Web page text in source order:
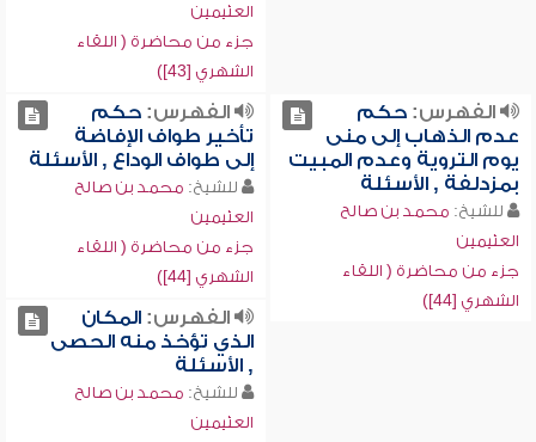
العثيمين
جزء من محاضرة ( اللقاء
الشهري [43])
الفهرس:حكم
عدم الذهاب إلى منى
يوم التروية وعدم المبيت
بمزدلفة , الأسئلة
للشيخ: محمد بن صالح
العثيمين
جزء من محاضرة ( اللقاء
الشهري [44])
الفهرس:حكم
تأخير طواف الإفاضة
إلى طواف الوداع , الأسئلة
للشيخ: محمد بن صالح
العثيمين
جزء من محاضرة ( اللقاء
الشهري [44])
الفهرس:المكان
الذي تؤخذ منه الحصى
, الأسئلة
للشيخ: محمد بن صالح
العثيمين